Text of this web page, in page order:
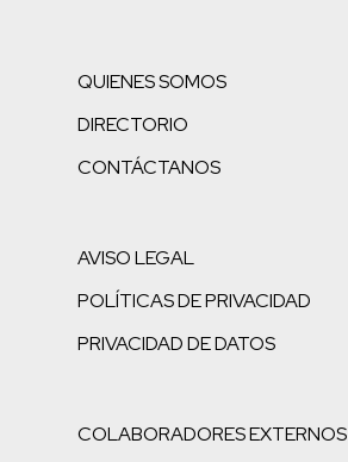
QUIENES SOMOS
DIRECTORIO
CONTÁCTANOS
AVISO LEGAL
POLÍTICAS DE PRIVACIDAD
PRIVACIDAD DE DATOS
COLABORADORES EXTERNOS